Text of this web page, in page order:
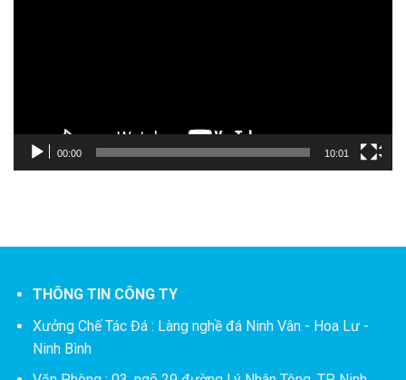
00:00 10:01
THÔNG TIN CÔNG TY
Xưởng Chế Tác Đá : Làng nghề đá Ninh Vân - Hoa Lư -
Ninh Bình